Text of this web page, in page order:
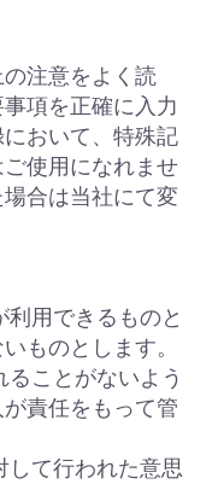
注意をよく読
項を正確に入力
おいて、特殊記
使用になれませ
合は当社にて変
用できるものと
ものとします。
ことがないよう
責任をもって管
して行われた意思